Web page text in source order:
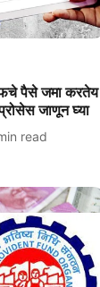
पैसे जमा करतेय
जाणून घ्या
read